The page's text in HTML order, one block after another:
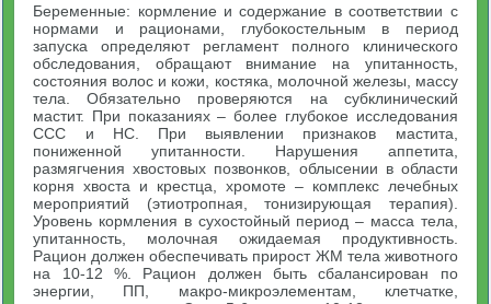
Беременные: кормление и содержание в соответствии с
нормами и рационами, глубокостельным в период
запуска определяют регламент полного клинического
обследования, обращают внимание на упитанность,
состояния волос и кожи, костяка, молочной железы, массу
тела. Обязательно проверяются на субклинический
мастит. При показаниях – более глубокое исследования
ССС и НС. При выявлении признаков мастита,
пониженной упитанности. Нарушения аппетита,
размягчения хвостовых позвонков, облысении в области
корня хвоста и крестца, хромоте – комплекс лечебных
мероприятий (этиотропная, тонизирующая терапия).
Уровень кормления в сухостойный период – масса тела,
упитанность, молочная ожидаемая продуктивность.
Рацион должен обеспечивать прирост ЖМ тела животного
на 10-12 %. Рацион должен быть сбалансирован по
энергии, ПП, макро-микроэлементам, клетчатке,